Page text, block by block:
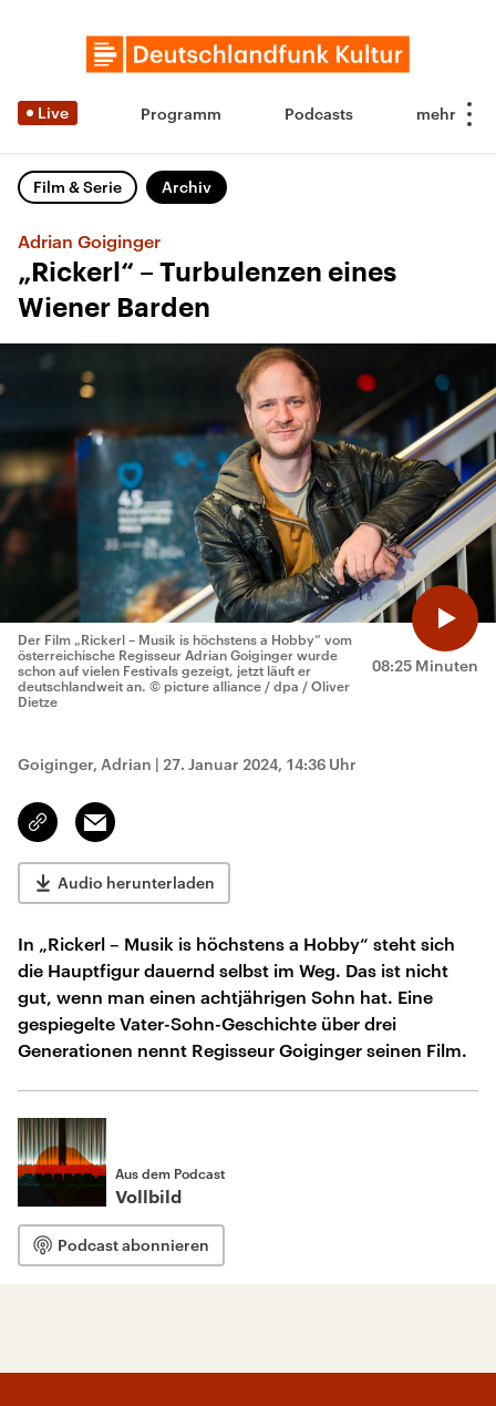
Live Programm Podcasts
Film & Serie Archiv
Adrian Goiginger
„Rickerl“ – Turbulenzen eines
Wiener Barden
08:25 Minuten
Der Film „Rickerl – Musik is höchstens a Hobby“ vom
österreichische Regisseur Adrian Goiginger wurde
schon auf vielen Festivals gezeigt, jetzt läuft er
deutschlandweit an. © picture alliance / dpa / Oliver
Dietze
Goiginger, Adrian | 27. Januar 2024, 14:36 Uhr
Link
kopieren/teilen
Email
Audio herunterladen
In „Rickerl – Musik is höchstens a Hobby“ steht sich
die Hauptfigur dauernd selbst im Weg. Das ist nicht
gut, wenn man einen achtjährigen Sohn hat. Eine
gespiegelte Vater-Sohn-Geschichte über drei
Generationen nennt Regisseur Goiginger seinen Film.
Aus dem Podcast
Vollbild
Podcast abonnieren